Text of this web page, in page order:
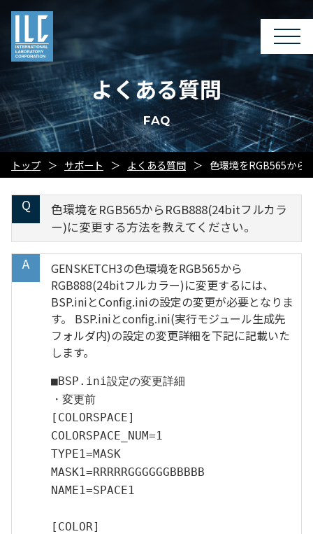
よくある質問
FAQ
トップ サポート よくある質問 色環境をRGB565から
色環境をRGB565からRGB888(24bitフルカラ
ー)に変更する方法を教えてください。
GENSKETCH3の色環境をRGB565から
RGB888(24bitフルカラー)に変更するには、
BSP.iniとConfig.iniの設定の変更が必要となりま
す。 BSP.iniとconfig.ini(実行モジュール生成先
フォルダ内)の設定の変更詳細を下記に記載いた
します。
■BSP.ini設定の変更詳細
・変更前
[COLORSPACE]
COLORSPACE_NUM=1
TYPE1=MASK
MASK1=RRRRRGGGGGGBBBBB
NAME1=SPACE1
[COLOR]